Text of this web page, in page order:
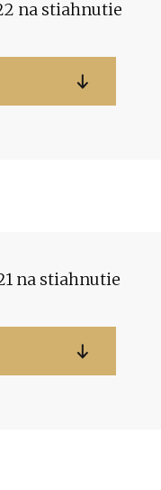
na stiahnutie
na stiahnutie